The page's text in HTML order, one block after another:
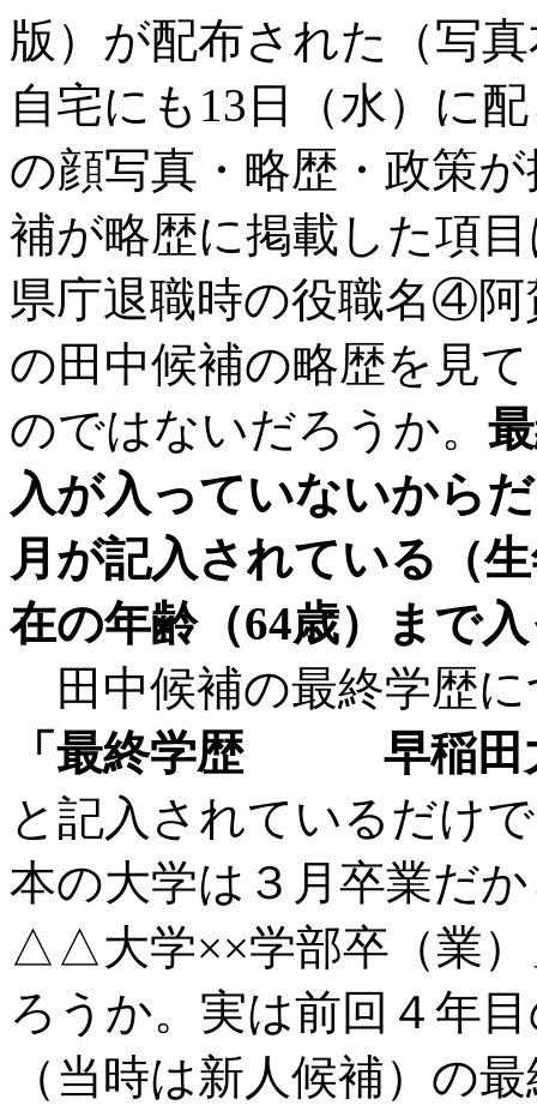
版）が配布された（写
自宅にも13日（水）に
の顔写真・略歴・政策
補が略歴に掲載した項
県庁退職時の役職名④
の田中候補の略歴を見
のではないだろうか。
入が入っていないから
月が記入されている（
在の年齢（64歳）まで
田中候補の最終学歴に
「最終学歴 早稲田
と記入されているだけ
本の大学は３月卒業
△△大学××学部卒（業）
ろうか。実は前回４年
（当時は新人候補）の